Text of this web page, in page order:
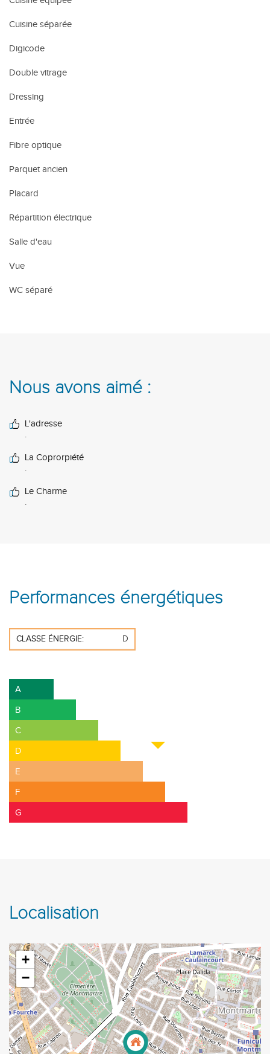
Cuisine séparée
Digicode
Double vitrage
Dressing
Entrée
Fibre optique
Parquet ancien
Placard
Répartition électrique
Salle d'eau
Vue
WC séparé
Nous avons aimé :
L'adresse
La Coprorpiété
Le Charme
Performances énergétiques
CLASSE ÉNERGIE: D
A
B
C
D
E
F
G
Localisation
+
−